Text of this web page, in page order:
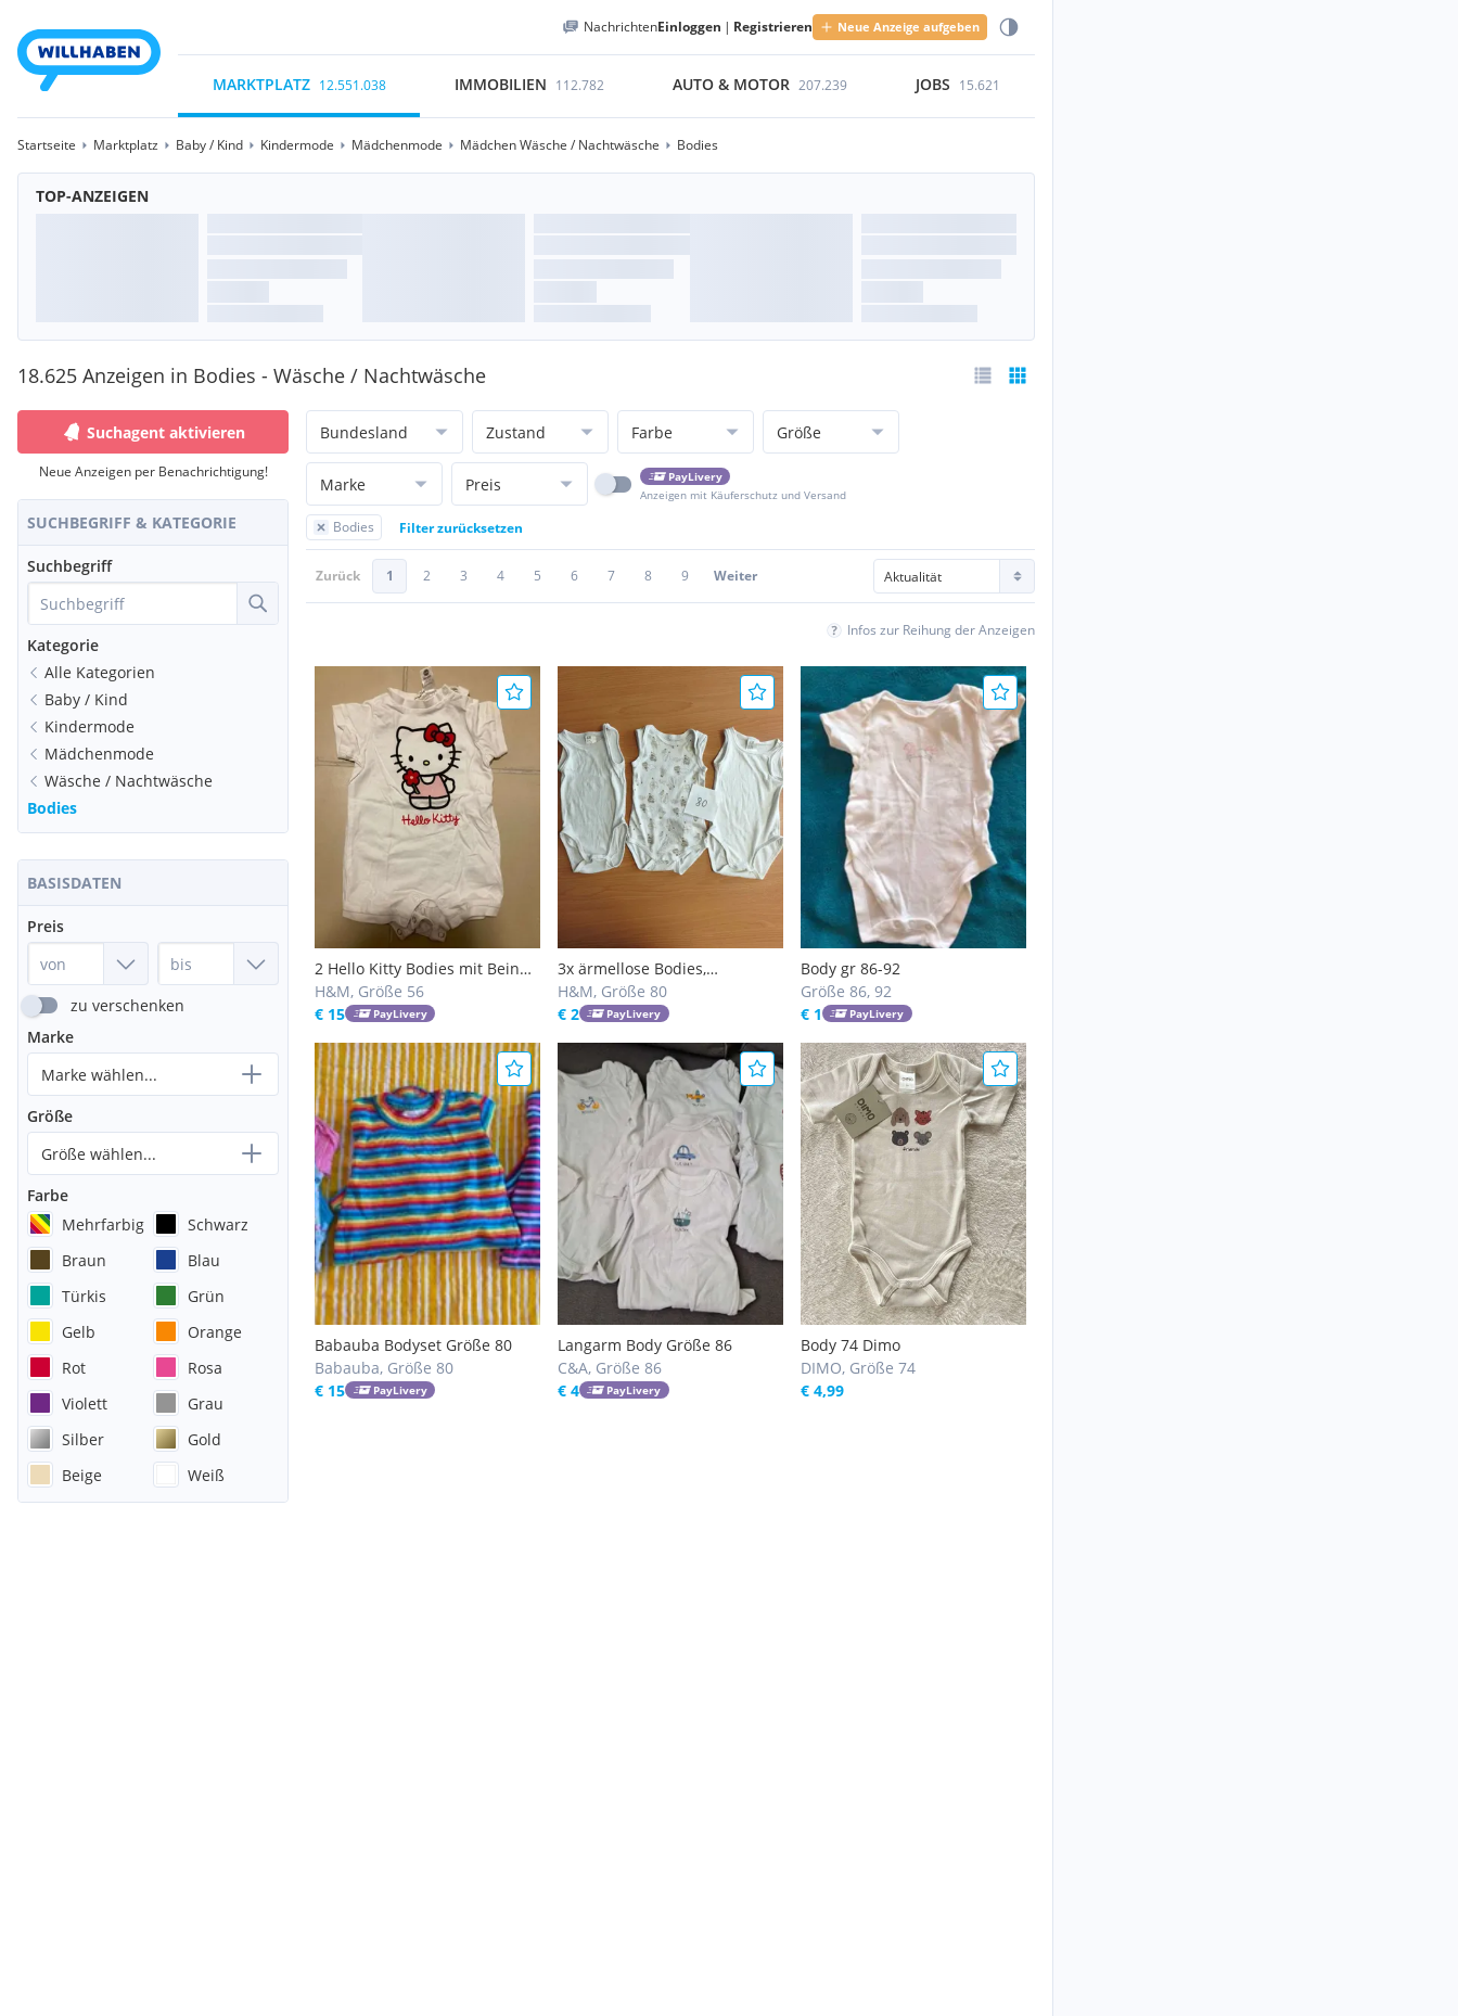
NachrichtenEinloggen | Registrieren Neue Anzeige aufgeben
MARKTPLATZ 12.551.038 IMMOBILIEN 112.782 AUTO & MOTOR 207.239 JOBS 15.621
Startseite Marktplatz Baby / Kind Kindermode Mädchenmode Mädchen Wäsche / Nachtwäsche Bodies
TOP-ANZEIGEN
18.625 Anzeigen in Bodies - Wäsche / Nachtwäsche
Suchagent aktivieren
Neue Anzeigen per Benachrichtigung!
SUCHBEGRIFF & KATEGORIE
Suchbegriff
Kategorie
Alle Kategorien
Baby / Kind
Kindermode
Mädchenmode
Wäsche / Nachtwäsche
Bodies
BASISDATEN
Preis
zu verschenken
Marke
Marke wählen...
Größe
Größe wählen...
Farbe
Mehrfarbig
Schwarz
Braun
Blau
Türkis
Grün
Gelb
Orange
Rot
Rosa
Violett
Grau
Silber
Gold
Beige
Weiß
Bundesland Zustand Farbe Größe
Marke Preis
PayLivery
Anzeigen mit Käuferschutz und Versand
Bodies Filter zurücksetzen
Zurück 1 2 3 4 5 6 7 8 9 Weiter
Infos zur Reihung der Anzeigen
2 Hello Kitty Bodies mit Bein
(Spieler, Romper)
H&M, Größe 56
€ 15
PayLivery
3x ärmellose Bodies,
Unterhemd Body
H&M, Größe 80
€ 2
PayLivery
Body gr 86-92
Größe 86, 92
€ 1
PayLivery
Babauba Bodyset Größe 80
Babauba, Größe 80
€ 15
PayLivery
Langarm Body Größe 86
C&A, Größe 86
€ 4
PayLivery
Body 74 Dimo
DIMO, Größe 74
€ 4,99